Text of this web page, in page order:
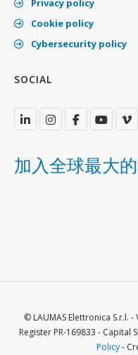
Privacy policy
Cookie policy
Cybersecurity policy
SOCIAL
加入全球最大
© LAUMAS Elettronica S.r.l.
Register PR-169833 - Capital
Policy-